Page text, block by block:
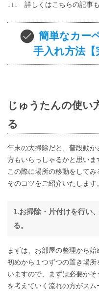
↓↓↓ 詳しくはこちらの記事も
簡単なカー
手入れ方法【
じゅうたんの使い
る
年末の大掃除だと、普段動
方もいらっしゃるかと思いま
この際に場所の移動をしてみ
そのコツをご紹介いたします。
1.お掃除・片付けを行い
る。
まずは、お部屋の整理から始
初めから１つずつの置き場
いますので、まずは必要か
を考えていく流れの方がスム